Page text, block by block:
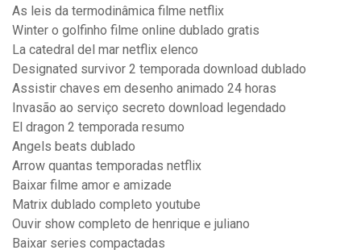
As leis da termodinâmica filme netflix
Winter o golfinho filme online dublado gratis
La catedral del mar netflix elenco
Designated survivor 2 temporada download dublado
Assistir chaves em desenho animado 24 horas
Invasão ao serviço secreto download legendado
El dragon 2 temporada resumo
Angels beats dublado
Arrow quantas temporadas netflix
Baixar filme amor e amizade
Matrix dublado completo youtube
Ouvir show completo de henrique e juliano
Baixar series compactadas